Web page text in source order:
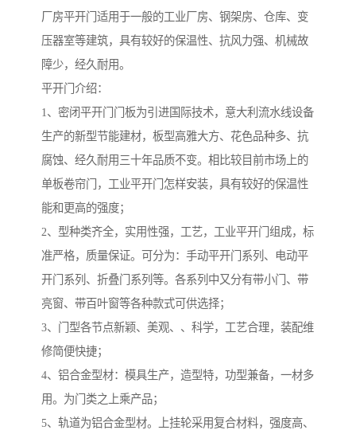
厂房平开门适用于一般的工业厂房、钢架房、仓库、变
压器室等建筑，具有较好的保温性、抗风力强、机械故
障少，经久耐用。
平开门介绍：
1、密闭平开门门板为引进国际技术，意大利流水线设备
生产的新型节能建材，板型高雅大方、花色品种多、抗
腐蚀、经久耐用三十年品质不变。相比较目前市场上的
单板卷帘门，工业平开门怎样安装，具有较好的保温性
能和更高的强度；
2、型种类齐全，实用性强，工艺，工业平开门组成，标
准严格，质量保证。可分为：手动平开门系列、电动平
开门系列、折叠门系列等。各系列中又分有带小门、带
亮窗、带百叶窗等各种款式可供选择；
3、门型各节点新颖、美观、、科学，工艺合理，装配维
修简便快捷；
4、铝合金型材：模具生产，造型特，功型兼备，一材多
用。为门类之上乘产品；
5、轨道为铝合金型材。上挂轮采用复合材料，强度高、